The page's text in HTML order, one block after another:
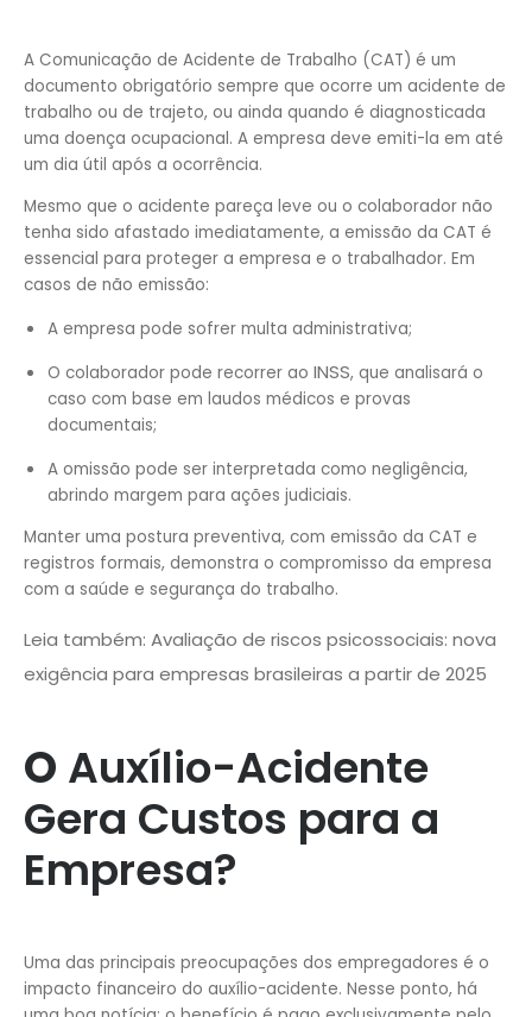
A Comunicação de Acidente de Trabalho (CAT) é um
documento obrigatório sempre que ocorre um acidente de
trabalho ou de trajeto, ou ainda quando é diagnosticada
uma doença ocupacional. A empresa deve emiti-la em até
um dia útil após a ocorrência.
Mesmo que o acidente pareça leve ou o colaborador não
tenha sido afastado imediatamente, a emissão da CAT é
essencial para proteger a empresa e o trabalhador. Em
casos de não emissão:
A empresa pode sofrer multa administrativa;
O colaborador pode recorrer ao INSS, que analisará o
caso com base em laudos médicos e provas
documentais;
A omissão pode ser interpretada como negligência,
abrindo margem para ações judiciais.
Manter uma postura preventiva, com emissão da CAT e
registros formais, demonstra o compromisso da empresa
com a saúde e segurança do trabalho.
Leia também: Avaliação de riscos psicossociais: nova
exigência para empresas brasileiras a partir de 2025
O Auxílio-Acidente
Gera Custos para a
Empresa?
Uma das principais preocupações dos empregadores é o
impacto financeiro do auxílio-acidente. Nesse ponto, há